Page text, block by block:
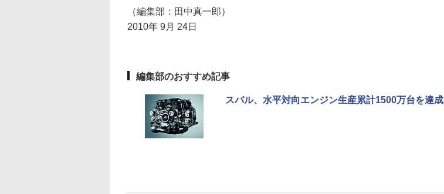
（編集部：田中真一郎）
2010年 9月 24日
編集部のおすすめ記事
スバル、水平対向エンジン生産累計1500万台を達成